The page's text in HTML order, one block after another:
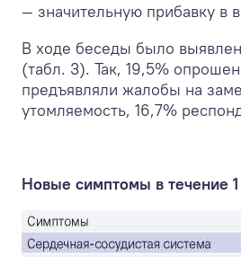
— значительную прибавку в
В ходе беседы было
(табл. 3). Так, 19,5%
предъявляли жалобы на
утомляемость, 16,7%
Новые симптомы в течение